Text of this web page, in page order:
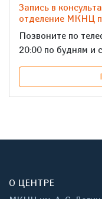
Запись в
отделение МКНЦ
Позвоните по
20:00 по будням и
О ЦЕНТРЕ